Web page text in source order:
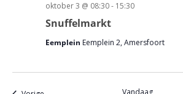
Snuffelmarkt
oktober 3 @ 08:30- 15:30
Eemplein Eemplein 2, Amersfoort
Vandaag